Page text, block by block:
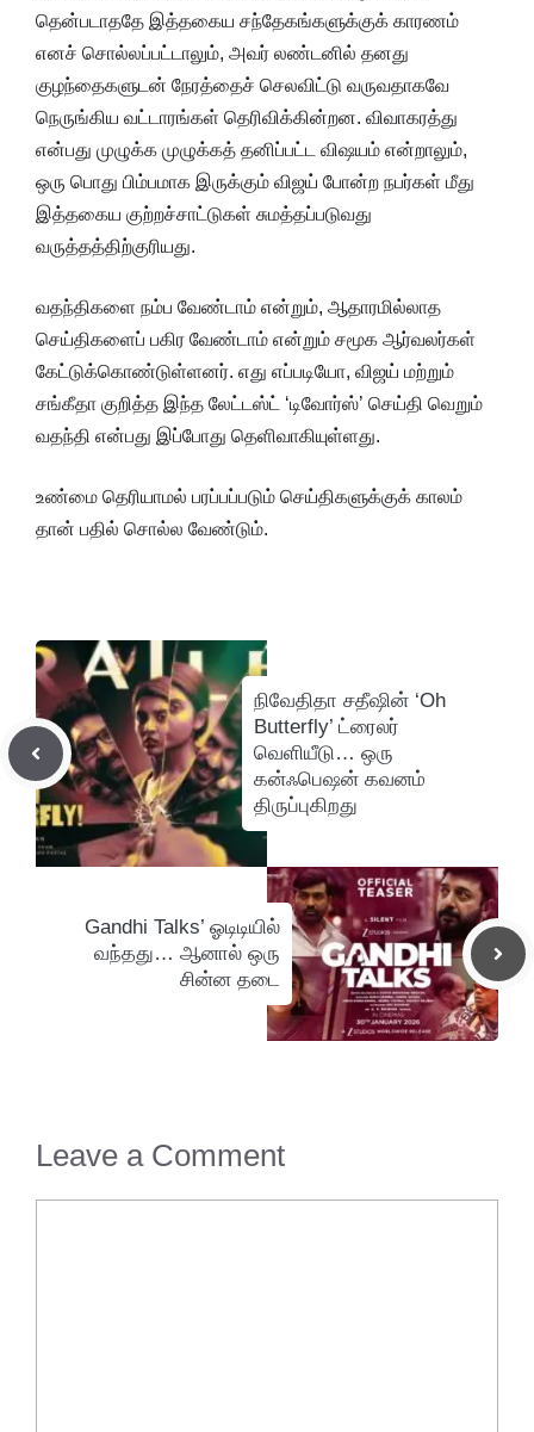
தென்படாததே இத்தகைய சந்தேகங்களுக்குக் காரணம்
எனச் சொல்லப்பட்டாலும், அவர் லண்டனில் தனது
குழந்தைகளுடன் நேரத்தைச் செலவிட்டு வருவதாகவே
நெருங்கிய வட்டாரங்கள் தெரிவிக்கின்றன. விவாகரத்து
என்பது முழுக்க முழுக்கத் தனிப்பட்ட விஷயம் என்றாலும்,
ஒரு பொது பிம்பமாக இருக்கும் விஜய் போன்ற நபர்கள் மீது
இத்தகைய குற்றச்சாட்டுகள் சுமத்தப்படுவது
வருத்தத்திற்குரியது.
வதந்திகளை நம்ப வேண்டாம் என்றும், ஆதாரமில்லாத
செய்திகளைப் பகிர வேண்டாம் என்றும் சமூக ஆர்வலர்கள்
கேட்டுக்கொண்டுள்ளனர். எது எப்படியோ, விஜய் மற்றும்
சங்கீதா குறித்த இந்த லேட்டஸ்ட் ‘டிவோர்ஸ்’ செய்தி வெறும்
வதந்தி என்பது இப்போது தெளிவாகியுள்ளது.
உண்மை தெரியாமல் பரப்பப்படும் செய்திகளுக்குக் காலம்
தான் பதில் சொல்ல வேண்டும்.
நிவேதிதா சதீஷின் ‘Oh
Butterfly’ ட்ரைலர்
வெளியீடு… ஒரு
கன்ஃபெஷன் கவனம்
திருப்புகிறது
Gandhi Talks’ ஓடிடியில்
வந்தது… ஆனால் ஒரு
சின்ன தடை
Leave a Comment